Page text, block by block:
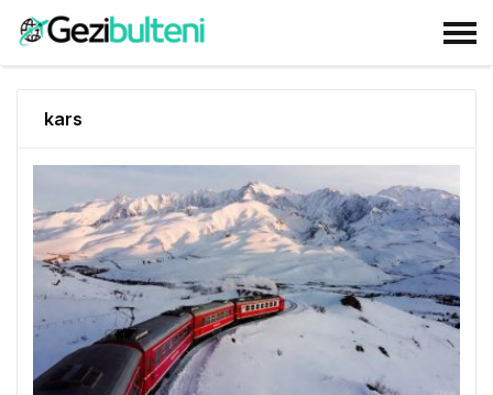
kars